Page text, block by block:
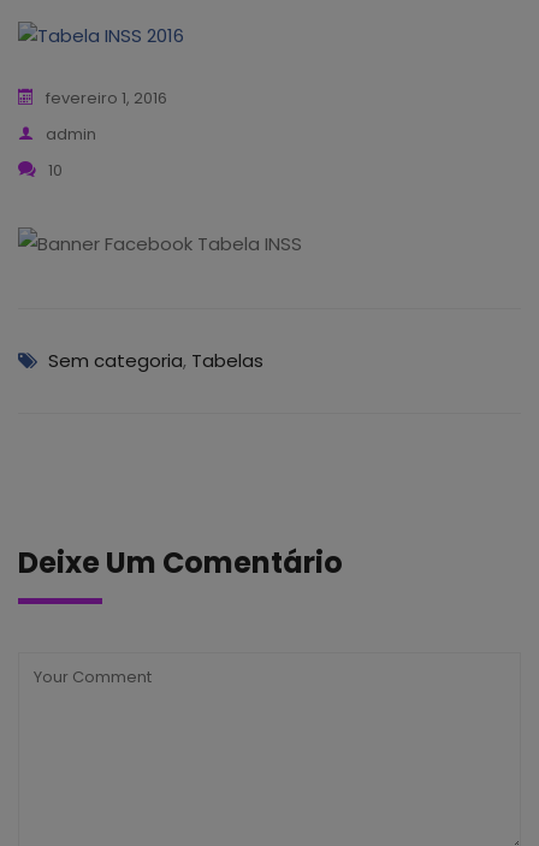
fevereiro 1, 2016
admin
10
Sem categoria, Tabelas
Deixe Um Comentário